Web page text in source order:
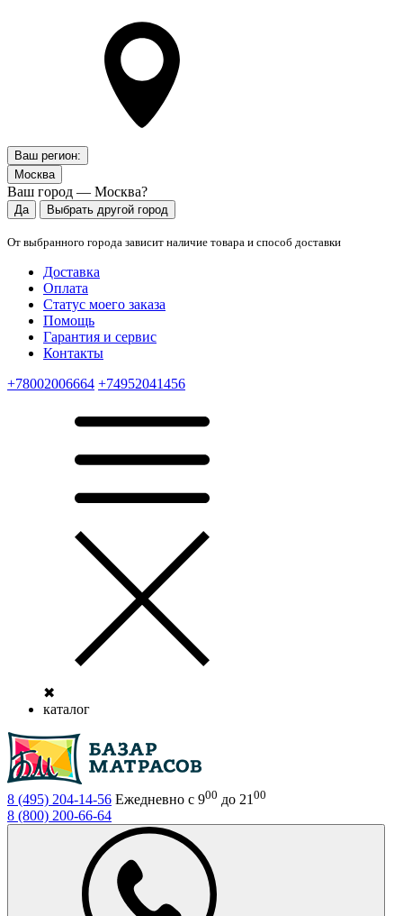
Ваш регион:
Москва
Ваш город — Москва?
Да Выбрать другой город
От выбранного города зависит наличие товара и способ доставки
Доставка
Оплата
Статус моего заказа
Помощь
Гарантия и сервис
Контакты
+78002006664 +74952041456
✖
каталог
8 (495) 204-14-56 Ежедневно с 900 до 21 00
8 (800) 200-66-64